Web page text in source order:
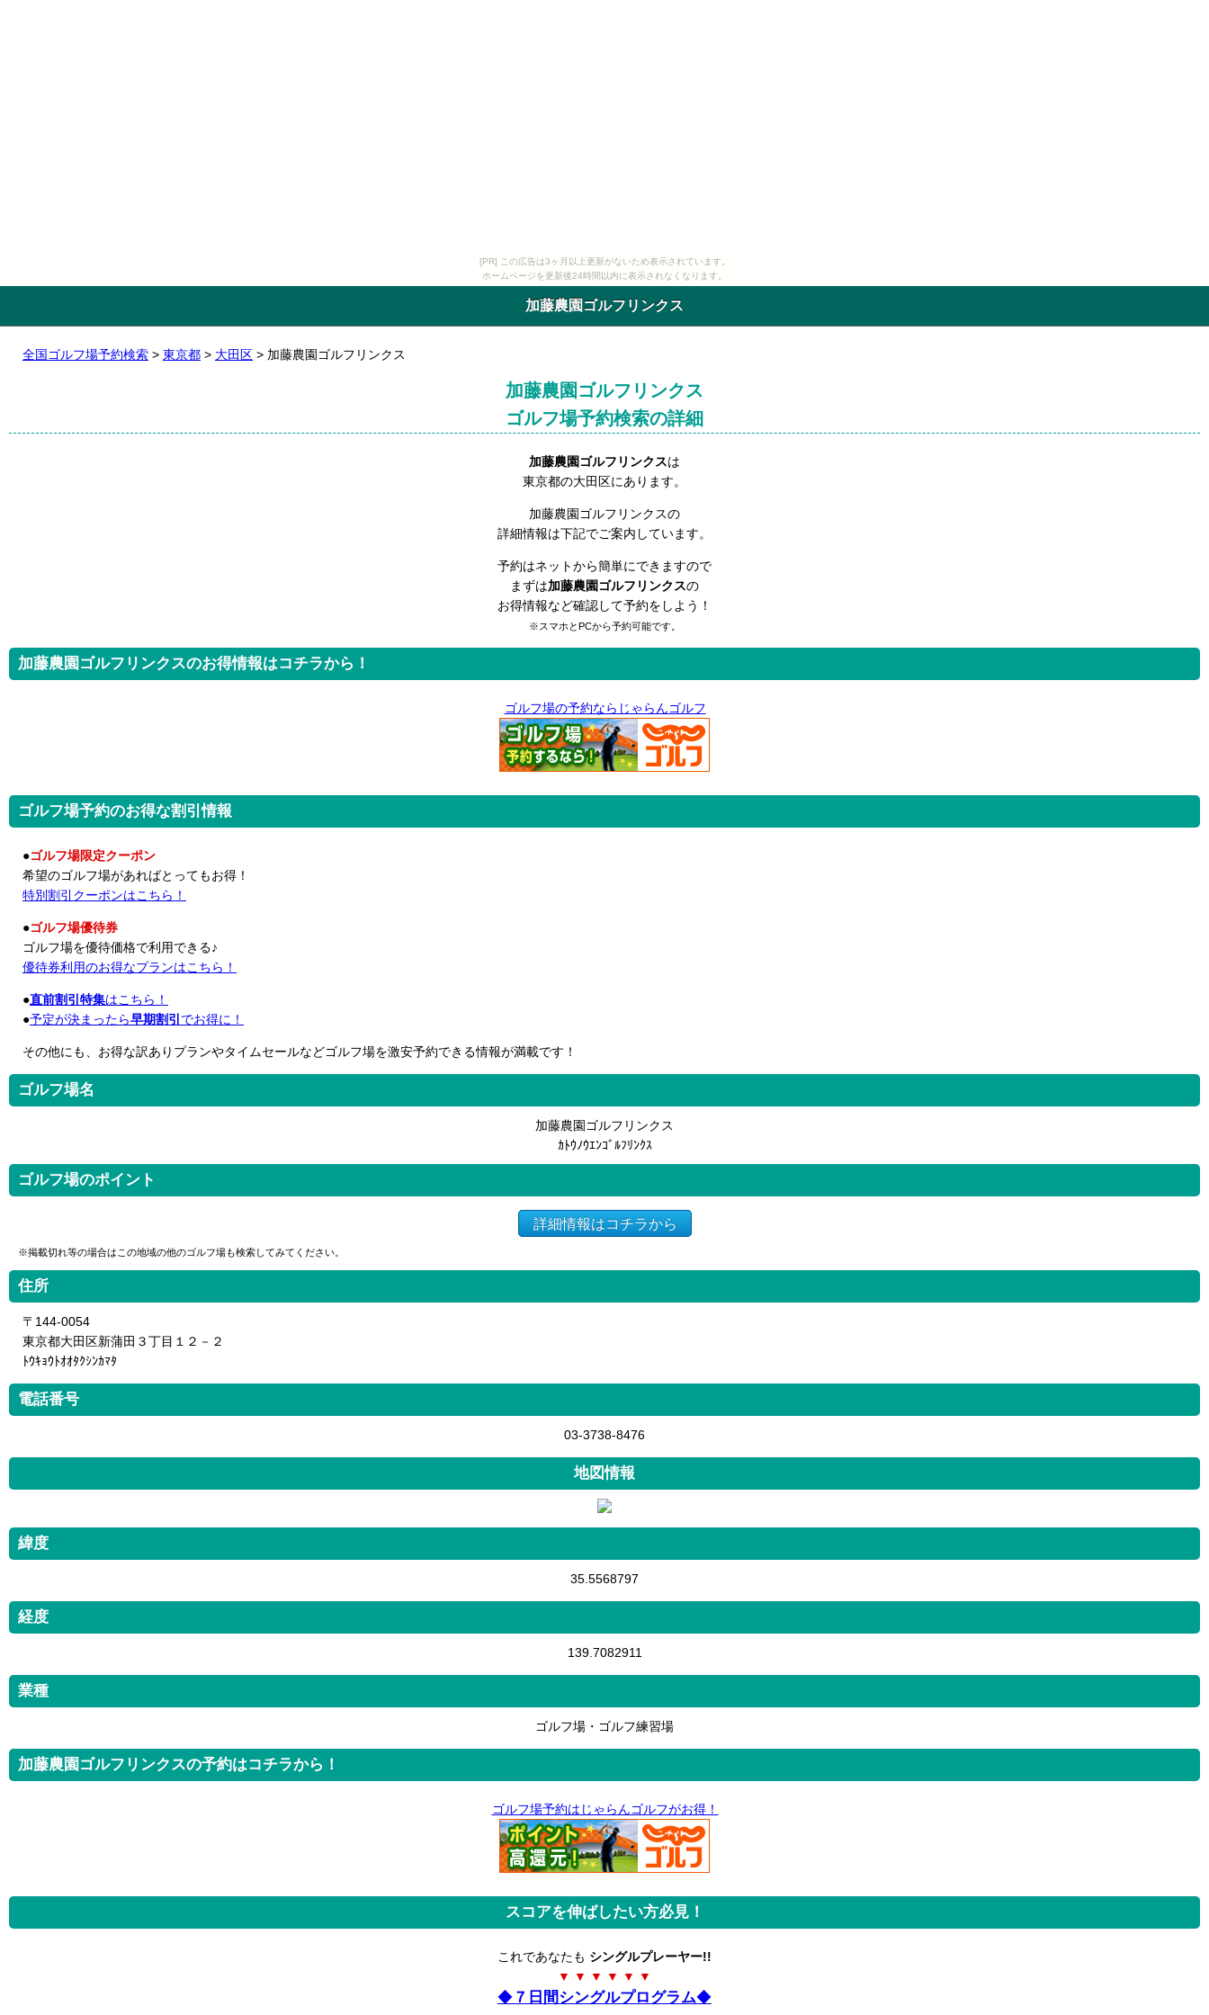
[PR] この広告は3ヶ月以上更新がないため表示されています。
ホームページを更新後24時間以内に表示されなくなります。
加藤農園ゴルフリンクス
全国ゴルフ場予約検索 > 東京都 > 大田区 > 加藤農園ゴルフリンクス
加藤農園ゴルフリンクス
ゴルフ場予約検索の詳細
加藤農園ゴルフリンクスは
東京都の大田区にあります。
加藤農園ゴルフリンクスの
詳細情報は下記でご案内しています。
予約はネットから簡単にできますので
まずは加藤農園ゴルフリンクスの
お得情報など確認して予約をしよう！
※スマホとPCから予約可能です。
加藤農園ゴルフリンクスのお得情報はコチラから！
ゴルフ場の予約ならじゃらんゴルフ
ゴルフ場予約のお得な割引情報
●ゴルフ場限定クーポン
希望のゴルフ場があればとってもお得！
特別割引クーポンはこちら！
●ゴルフ場優待券
ゴルフ場を優待価格で利用できる♪
優待券利用のお得なプランはこちら！
●直前割引特集はこちら！
●予定が決まったら早期割引 でお得に！
その他にも、お得な訳ありプランやタイムセールなどゴルフ場を激安予約できる情報が満載です！
ゴルフ場名
加藤農園ゴルフリンクス
ｶﾄｳﾉｳｴﾝｺﾞﾙﾌﾘﾝｸｽ
ゴルフ場のポイント
詳細情報はコチラから
※掲載切れ等の場合はこの地域の他のゴルフ場も検索してみてください。
住所
〒144-0054
東京都大田区新蒲田３丁目１２－２
ﾄｳｷｮｳﾄｵｵﾀｸｼﾝｶﾏﾀ
電話番号
03-3738-8476
地図情報
緯度
35.5568797
経度
139.7082911
業種
ゴルフ場・ゴルフ練習場
加藤農園ゴルフリンクスの予約はコチラから！
ゴルフ場予約はじゃらんゴルフがお得！
スコアを伸ばしたい方必見！
これであなたも シングルプレーヤー!!
▼ ▼ ▼ ▼ ▼ ▼
◆ ７日間シングルプログラム◆